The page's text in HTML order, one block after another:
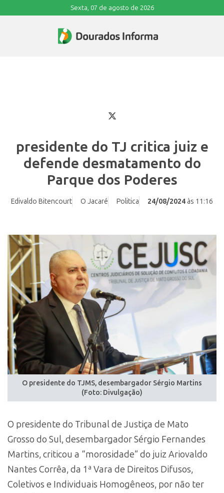
Sexta, 07 de agosto de 2026
presidente do TJ critica juiz e
defende desmatamento do
Parque dos Poderes
Edivaldo Bitencourt O Jacaré Politica 24/08/2024 às 11:16
O presidente do TJMS, desembargador Sérgio Martins
(Foto: Divulgação)
O presidente do Tribunal de Justiça de Mato
Grosso do Sul, desembargador Sérgio Fernandes
Martins, criticou a “morosidade” do juiz Ariovaldo
Nantes Corrêa, da 1ª Vara de Direitos Difusos,
Coletivos e Individuais Homogêneos, por não ter